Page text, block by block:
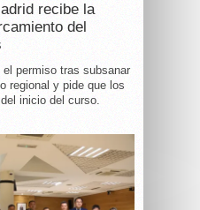
recibe la
del
permiso tras subsanar
regional y pide que los
inicio del curso.